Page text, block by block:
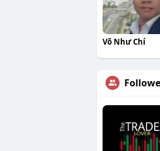
Võ Như Chí